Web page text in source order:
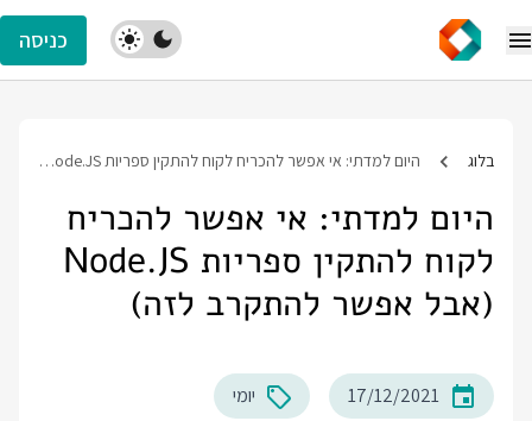
כניסה
בלוג היום למדתי: אי אפשר להכריח לקוח להתקין ספריות Node.JS (אבל אפשר להתקרב לזה)
היום למדתי: אי אפשר להכריח
לקוח להתקין ספריות Node.JS
(אבל אפשר להתקרב לזה)
17/12/2021
יומי